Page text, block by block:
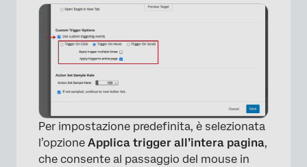
Per impostazione predefinita, è selezionata
l’opzione Applica trigger all’intera pagina,
che consente al passaggio del mouse in